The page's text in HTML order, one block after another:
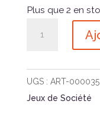
Plus que 2 en
UGS : ART-000035
Jeux de Société